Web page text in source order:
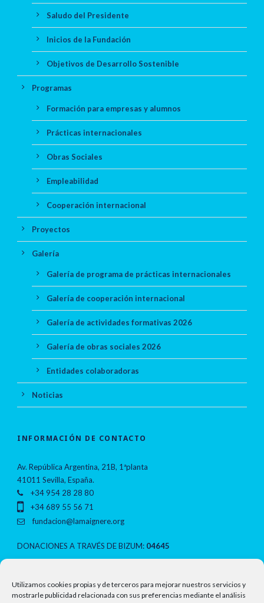
Utilizamos cookies propias y de terceros para mejorar nuestros servicios y
mostrarle publicidad relacionada con sus preferencias mediante el análisis
Saludo del Presidente
Inicios de la Fundación
Objetivos de Desarrollo Sostenible
Programas
Formación para empresas y alumnos
Prácticas internacionales
Obras Sociales
Empleabilidad
Cooperación internacional
Proyectos
Galería
Galería de programa de prácticas internacionales
Galería de cooperación internacional
Galería de actividades formativas 2026
Galería de obras sociales 2026
Entidades colaboradoras
Noticias
INFORMACIÓN DE CONTACTO
Av. República Argentina, 21B, 1ªplanta
41011 Sevilla, España.
+34 954 28 28 80
+34 689 55 56 71
fundacion@lamaignere.org
DONACIONES A TRAVÉS DE BIZUM: 04645
NOTAS LEGALES